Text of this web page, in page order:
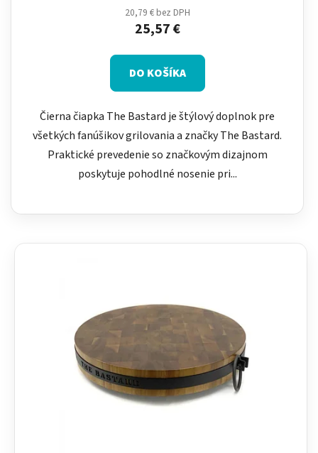
20,79 € bez DPH
25,57 €
DO KOŠÍKA
Čierna čiapka The Bastard je štýlový doplnok pre
všetkých fanúšikov grilovania a značky The Bastard.
Praktické prevedenie so značkovým dizajnom
poskytuje pohodlné nosenie pri...